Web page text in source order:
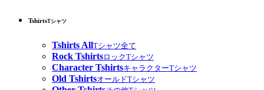
TshirtsTシャツ
Tshirts AllTシャツ全て
Rock TshirtsロックTシャツ
Character TshirtsキャラクターTシャツ
Old TshirtsオールドTシャツ